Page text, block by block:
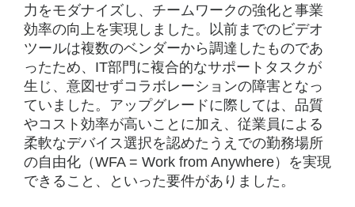
力をモダナイズし、チームワークの強化と事業
効率の向上を実現しました。以前までのビデオ
ツールは複数のベンダーから調達したものであ
ったため、IT部門に複合的なサポートタスクが
生じ、意図せずコラボレーションの障害となっ
ていました。アップグレードに際しては、品質
やコスト効率が高いことに加え、従業員による
柔軟なデバイス選択を認めたうえでの勤務場所
の自由化（WFA = Work from Anywhere）を実現
できること、といった要件がありました。